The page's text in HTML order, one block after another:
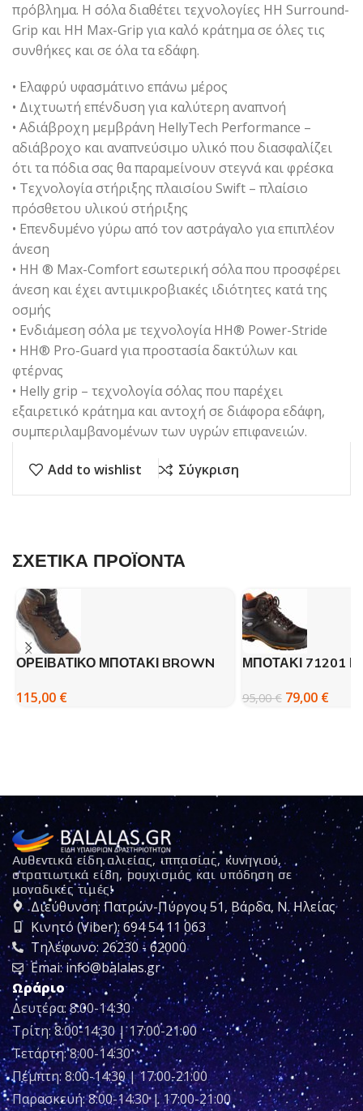
πρόβλημα. Η σόλα διαθέτει τεχνολογίες HH Surround-
Grip και HH Max-Grip για καλό κράτημα σε όλες τις
συνθήκες και σε όλα τα εδάφη.
• Ελαφρύ υφασμάτινο επάνω μέρος
• Διχτυωτή επένδυση για καλύτερη αναπνοή
• Αδιάβροχη μεμβράνη HellyTech Performance –
αδιάβροχο και αναπνεύσιμο υλικό που διασφαλίζει
ότι τα πόδια σας θα παραμείνουν στεγνά και φρέσκα
• Τεχνολογία στήριξης πλαισίου Swift – πλαίσιο
πρόσθετου υλικού στήριξης
• Επενδυμένο γύρω από τον αστράγαλο για επιπλέον
άνεση
• HH ® Max-Comfort εσωτερική σόλα που προσφέρει
άνεση και έχει αντιμικροβιακές ιδιότητες κατά της
οσμής
• Ενδιάμεση σόλα με τεχνολογία HH® Power-Stride
• HH® Pro-Guard για προστασία δακτύλων και
φτέρνας
• Helly grip – τεχνολογία σόλας που παρέχει
εξαιρετικό κράτημα και αντοχή σε διάφορα εδάφη,
συμπεριλαμβανομένων των υγρών επιφανειών.
Add to wishlist Σύγκριση
ΣΧΕΤΙΚΑ ΠΡΟΪΟΝΤΑ
ΟΡΕΙΒΑΤΙΚΟ ΜΠΟΤΑΚΙ BROWN
115,00 €
ΜΠΟΤΑΚΙ 71201
95,00€ 79,00 €
Αυθεντικά είδη αλιείας, ιππασίας, κυνηγιού,
στρατιωτικά είδη, ρουχισμός και υπόδηση σε
μοναδικές τιμές!
Διεύθυνση: Πατρών-Πύργου 51, Βάρδα, Ν. Ηλείας
Κινητό (Viber): 694 54 11 063
Τηλέφωνο: 26230 - 62000
Emai: info@balalas.gr
Ωράριο
Δευτέρα: 8:00-14:30
Τρίτη: 8:00-14:30 | 17:00-21:00
Τετάρτη: 8:00-14:30
Πέμπτη: 8:00-14:30 | 17:00-21:00
Παρασκευή: 8:00-14:30 | 17:00-21:00